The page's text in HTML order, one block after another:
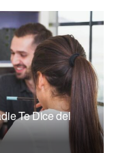
Te Dice del